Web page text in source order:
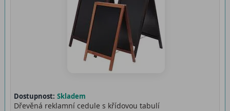
Dostupnost: Skladem
Dřevěná reklamní cedule s křídovou tabulí